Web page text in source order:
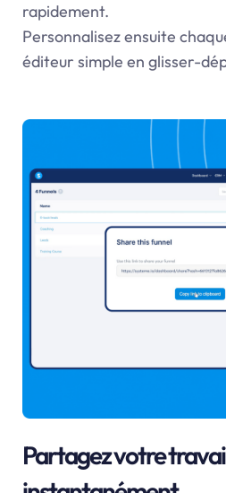
rapidement.
Personnalisez ensuite
éditeur simple en glisser-
Partagez votre